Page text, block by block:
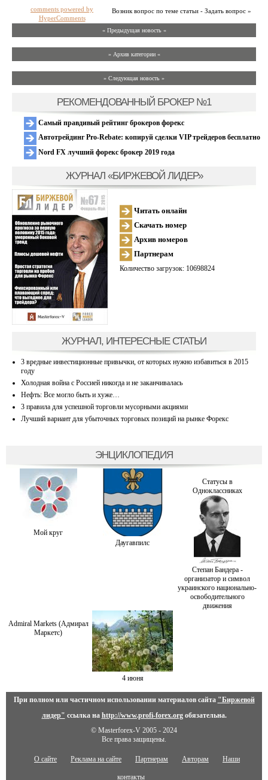
Возник вопрос по теме статьи - Задать вопрос »
comments powered by
HyperComments
« Предыдущая новость «
» Архив категории «
» Следующая новость »
РЕКОМЕНДОВАННЫЙ БРОКЕР №1
Самый правдивый рейтинг брокеров форекс
Автотрейдинг Pro-Rebate: копируй сделки VIP трейдеров бесплатно
Nord FX лучший форекс брокер 2019 года
ЖУРНАЛ «БИРЖЕВОЙ ЛИДЕР»
Читать онлайн
Скачать номер
Архив номеров
Партнерам
Количество загрузок: 10698824
ЖУРНАЛ, ИНТЕРЕСНЫЕ СТАТЬИ
3 вредные инвестиционные привычки, от которых нужно избавиться в 2015
году
Холодная война с Россией никогда и не заканчивалась
Нефть: Все могло быть и хуже…
3 правила для успешной торговли мусорными акциями
Лучший вариант для убыточных торговых позиций на рынке Форекс
ЭНЦИКЛОПЕДИЯ
Мой круг
Даугавпилс
Статусы в
Одноклассниках
Степан Бандера -
организатор и символ
украинского национально-
освободительного
движения
Admiral Markets (Адмирал
Маркетс)
4 июня
При полном или частичном использовании материалов сайта "Биржевой
лидер" ссылка на http://www.profi-forex.orgобязательна.
© Masterforex-V 2005 - 2024
Все права защищены.
О сайте Реклама на сайте Партнерам Авторам Наши
контакты